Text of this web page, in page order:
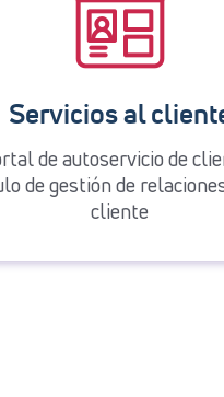
Servicios al
de autoservicio de
de gestión de
cliente